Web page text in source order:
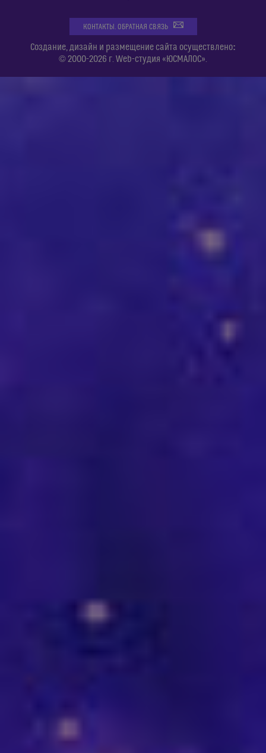
КОНТАКТЫ. ОБРАТНАЯ СВЯЗЬ
Создание, дизайн и размещение сайта осуществлено:
© 2000-2026 г. Web-студия «ЮСМАЛОС».